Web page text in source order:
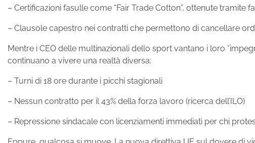
– Certificazioni fasulle come “Fair Trade Cotton”, ottenute tramite
– Clausole capestro nei contratti che permettono di cancellare
Mentre i CEO delle multinazionali dello sport vantano i loro
continuano a vivere una realtà diversa:
– Turni di 18 ore durante i picchi stagionali
– Nessun contratto per il 43% della forza lavoro (ricerca dell’ILO)
– Repressione sindacale con licenziamenti immediati per chi